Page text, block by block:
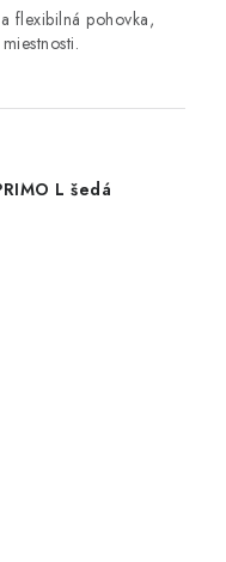
flexibilná pohovka,
miestnosti.
L šedá